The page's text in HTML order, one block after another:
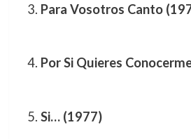
Para Vosotros Canto
Por Si Quieres
Si… (1977)